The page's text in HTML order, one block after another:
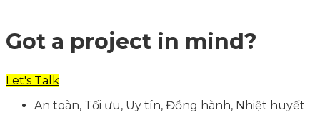
Got a project in mind?
Let's Talk
An toàn, Tối ưu, Uy tín, Đồng hành, Nhiệt huyết